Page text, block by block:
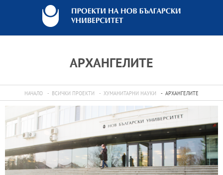
АРХАНГЕЛИТЕ
НАЧАЛО ВСИЧКИ ПРОЕКТИ ХУМАНИТАРНИ НАУКИ АРХАНГЕЛИТЕ